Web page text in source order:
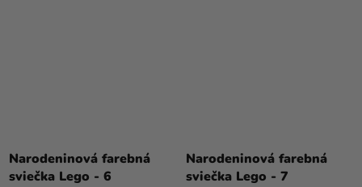
Narodeninová farebná
sviečka Lego - 6
Narodeninová farebná
sviečka Lego - 7